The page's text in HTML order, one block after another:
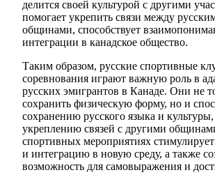
делится своей культурой с другими
помогает укрепить связи между
общинами, способствует
интеграции в канадское общество.
Таким образом, русские спортивные
соревнования играют важную роль в
русских эмигрантов в Канаде. Они не
сохранить физическую форму, но и
сохранению русского языка и
укреплению связей с другими
спортивных мероприятиях
и интеграцию в новую среду, а также
возможность для самовыражения и